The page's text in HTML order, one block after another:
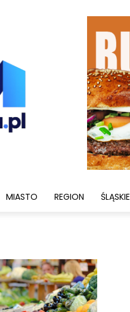
MIASTO REGION ŚLĄSKIE